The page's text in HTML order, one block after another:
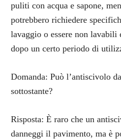
puliti con acqua e sapone,
potrebbero richiedere
lavaggio o essere non
dopo un certo periodo di
Domanda: Può l’antiscivolo
sottostante?
Risposta: È raro che un
danneggi il pavimento, ma è